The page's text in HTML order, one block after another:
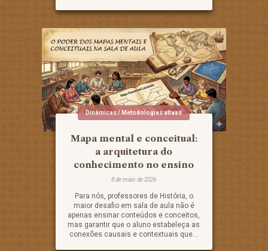
Dinâmicas / Metodologias ativas
Mapa mental e conceitual:
a arquitetura do
conhecimento no ensino
8 de maio de 2026
Para nós, professores de História, o
maior desafio em sala de aula não é
apenas ensinar conteúdos e conceitos,
mas garantir que o aluno estabeleça as
conexões causais e contextuais que...